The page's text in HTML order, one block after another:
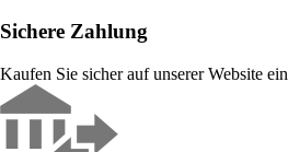
Sichere Zahlung
Kaufen Sie sicher auf unserer Website ein